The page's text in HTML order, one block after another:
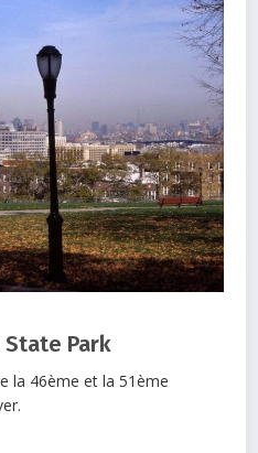
State Park
la 46ème et la 51ème